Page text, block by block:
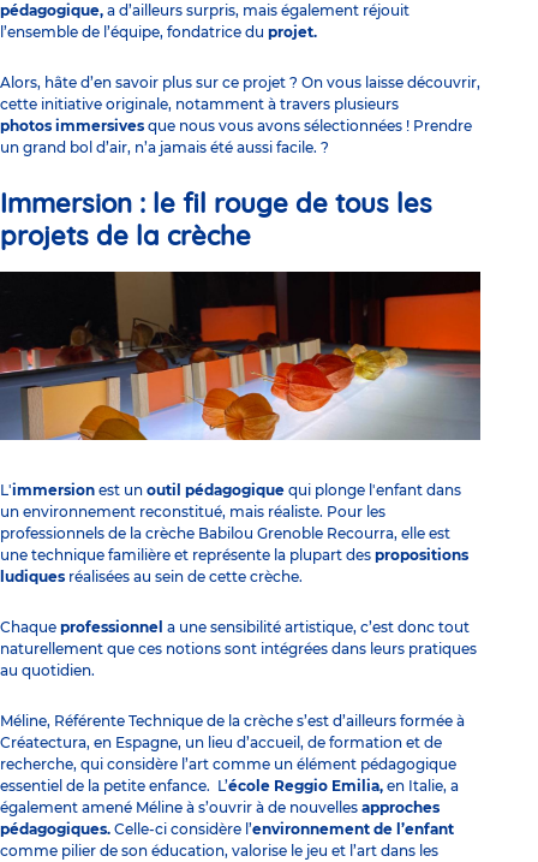
pédagogique, a d’ailleurs surpris, mais également réjouit
l’ensemble de l’équipe, fondatrice du projet.
Alors, hâte d’en savoir plus sur ce projet ? On vous laisse découvrir,
cette initiative originale, notamment à travers plusieurs
photos immersives que nous vous avons sélectionnées ! Prendre
un grand bol d’air, n’a jamais été aussi facile. ?
Immersion : le fil rouge de tous les
projets de la crèche
L'immersion est un outil pédagogique qui plonge l'enfant dans
un environnement reconstitué, mais réaliste. Pour les
professionnels de la crèche Babilou Grenoble Recourra, elle est
une technique familière et représente la plupart des propositions
ludiques réalisées au sein de cette crèche.
Chaque professionnel a une sensibilité artistique, c’est donc tout
naturellement que ces notions sont intégrées dans leurs pratiques
au quotidien.
Méline, Référente Technique de la crèche s’est d’ailleurs formée à
Créatectura, en Espagne, un lieu d’accueil, de formation et de
recherche, qui considère l’art comme un élément pédagogique
essentiel de la petite enfance. L’école Reggio Emilia, en Italie, a
également amené Méline à s’ouvrir à de nouvelles approches
pédagogiques. Celle-ci considère l’environnement de l’enfant
comme pilier de son éducation, valorise le jeu et l’art dans les